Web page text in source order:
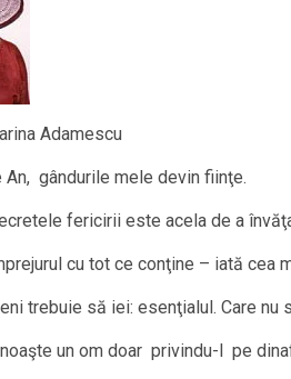
Adamescu
An, gândurile mele devin fiinţe.
fericirii este acela de a
cu tot ce conţine – iată cea
trebuie să iei: esenţialul. Care nu
un om doar privindu-l pe